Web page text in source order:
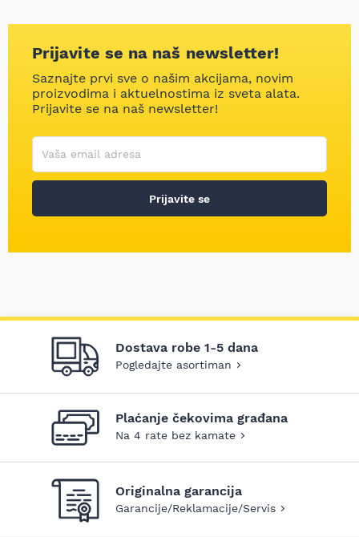
Prijavite se na naš newsletter!
Saznajte prvi sve o našim akcijama, novim
proizvodima i aktuelnostima iz sveta alata.
Prijavite se na naš newsletter!
Korisničko ime
Vaša email adresa
Prijavite se
Dostava robe 1-5 dana
Pogledajte asortiman
Plaćanje čekovima građana
Na 4 rate bez kamate
Originalna garancija
Garancije/Reklamacije/Servis